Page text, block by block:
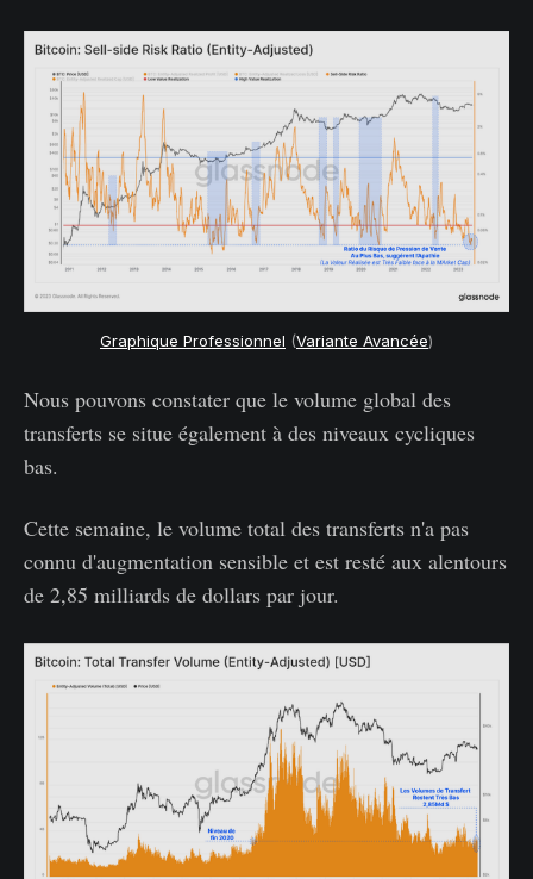
Graphique Professionnel (Variante Avancée)
Nous pouvons constater que le volume global des
transferts se situe également à des niveaux cycliques
bas.
Cette semaine, le volume total des transferts n'a pas
connu d'augmentation sensible et est resté aux alentours
de 2,85 milliards de dollars par jour.